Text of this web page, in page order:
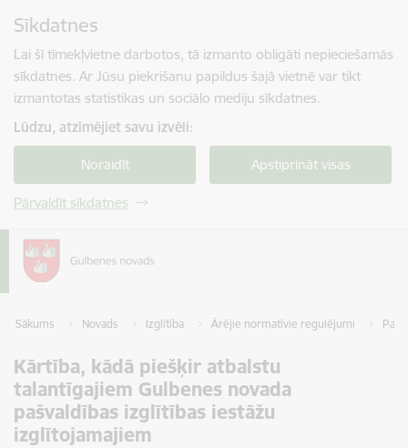
Sīkdatnes
Lai šī tīmekļvietne darbotos, tā izmanto obligāti nepieciešamās
sīkdatnes. Ar Jūsu piekrišanu papildus šajā vietnē var tikt
izmantotas statistikas un sociālo mediju sīkdatnes.
Lūdzu, atzīmējiet savu izvēli:
Noraidīt Apstiprināt visas
Pārvaldīt sīkdatnes
Sākums Novads Izglītība Ārējie normatīvie regulējumi
Kārtība, kādā piešķir atbalstu
talantīgajiem Gulbenes novada
pašvaldības izglītības iestāžu
izglītojamajiem